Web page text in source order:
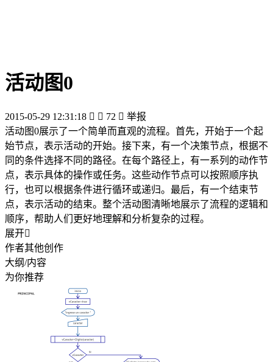
活动图0
2015-05-29 12:31:18   72  举报
活动图0展示了一个简单而直观的流程。首先，开始于一个起
始节点，表示活动的开始。接下来，有一个决策节点，根据不
同的条件选择不同的路径。在每个路径上，有一系列的动作节
点，表示具体的操作或任务。这些动作节点可以按照顺序执
行，也可以根据条件进行循环或递归。最后，有一个结束节
点，表示活动的结束。整个活动图清晰地展示了流程的逻辑和
顺序，帮助人们更好地理解和分析复杂的过程。
展开
作者其他创作
大纲/内容
为你推荐